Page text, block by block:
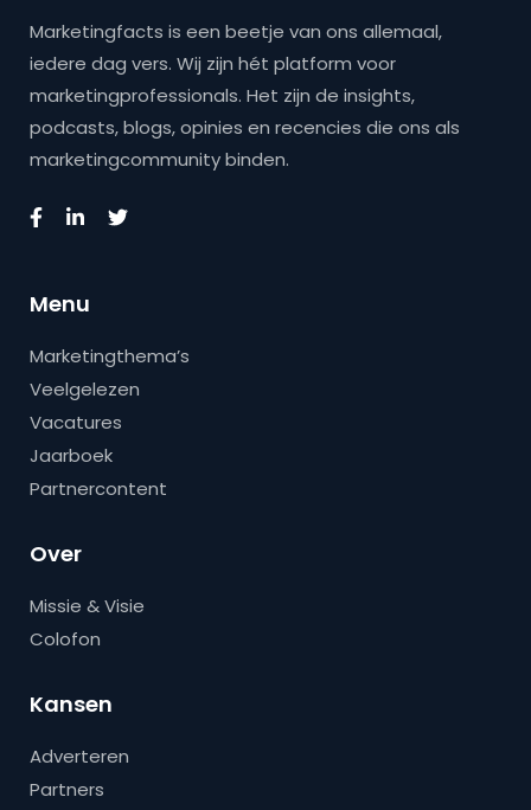
Marketingfacts is een beetje van ons allemaal,
iedere dag vers. Wij zijn hét platform voor
marketingprofessionals. Het zijn de insights,
podcasts, blogs, opinies en recencies die ons als
marketingcommunity binden.
Menu
Marketingthema’s
Veelgelezen
Vacatures
Jaarboek
Partnercontent
Over
Missie & Visie
Colofon
Kansen
Adverteren
Partners